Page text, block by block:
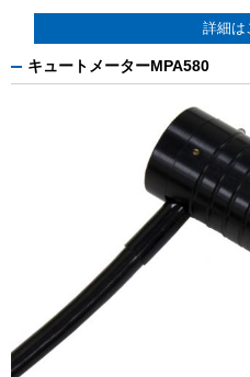
詳細は
キュートメーターMPA580